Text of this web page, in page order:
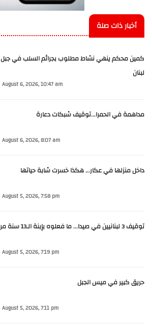
أخبار ذات صلة
كمين محكم ينهي نشاط مطلوب بجرائم السلب في جبل
لبنان
August 6, 2026, 10:47 am
مداهمة في الحمرا...توقيف شبكات دعارة
August 6, 2026, 8:07 am
داخل منزلها في عكار... هكذا خسرت شابة حياتها
August 5, 2026, 7:58 pm
توقيف 3 لبنانيين في صيدا... ما فعلوه بإبنة الـ13 سنة مروّع
August 5, 2026, 7:19 pm
حريق كبير في ميس الجبل
August 5, 2026, 7:11 pm